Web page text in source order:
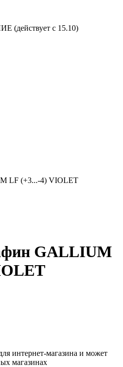
с 15.10)
LF (+3...-4) VIOLET
GALLIUM
интернет-магазина и может
магазинах